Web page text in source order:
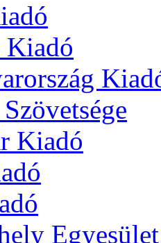
Kiadó
Kiadó
Egyesület